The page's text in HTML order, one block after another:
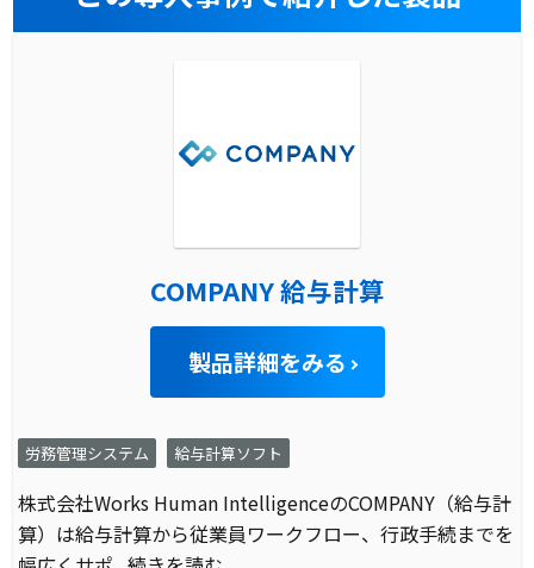
COMPANY 給与計算
製品詳細をみる
労務管理システム 給与計算ソフト
株式会社Works Human IntelligenceのCOMPANY（給与計
算）は給与計算から従業員ワークフロー、行政手続までを